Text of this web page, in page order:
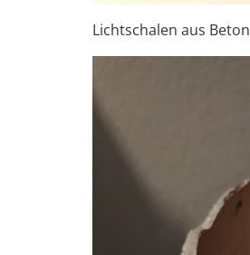
Lichtschalen aus Beton